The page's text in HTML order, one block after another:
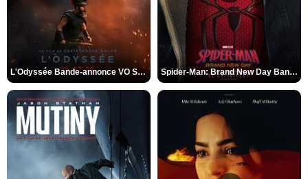
L'Odyssée Bande-annonce VO STFR Spider-Man: Brand New Day Bande-annonce VO STFR